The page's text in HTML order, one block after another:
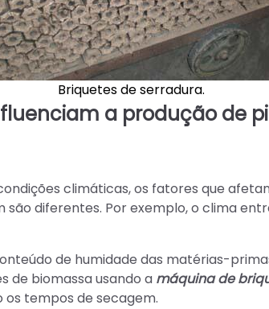
Briquetes de serradura.
a produção de
climáticas, os fatores que
diferentes. Por exemplo, o clima
de humidade das matérias-
de biomassa usando a máquina de
tempos de secagem.